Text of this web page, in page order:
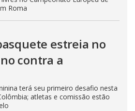
Roma
estreia no
contra a
terá seu primeiro desafio nesta
atletas e comissão estão